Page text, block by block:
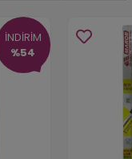
İNDİRİM
%54